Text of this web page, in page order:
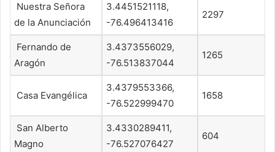
Nuestra Señora
de la Anunciación
3.4451521118,
-76.496413416
2297
Fernando de
Aragón
3.4373556029,
-76.513837044
1265
Casa Evangélica
3.4379553366,
-76.522999470
1658
San Alberto
Magno
3.4330289411,
-76.527076427
604